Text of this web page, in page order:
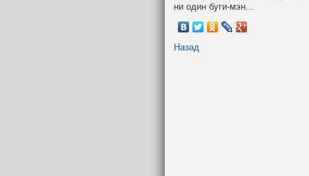
ни один буги-мэн...
Назад